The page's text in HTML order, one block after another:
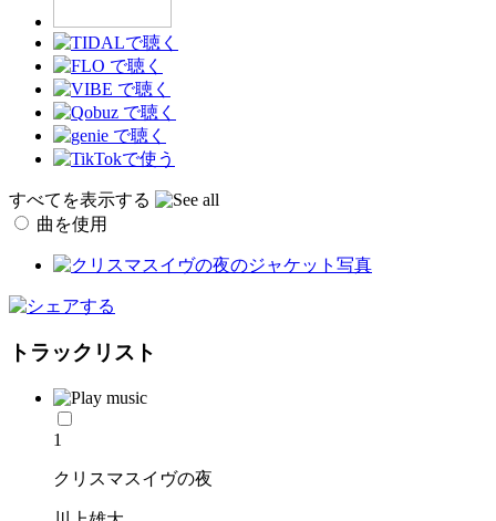
すべてを表示する
曲を使用
トラックリスト
1
クリスマスイヴの夜